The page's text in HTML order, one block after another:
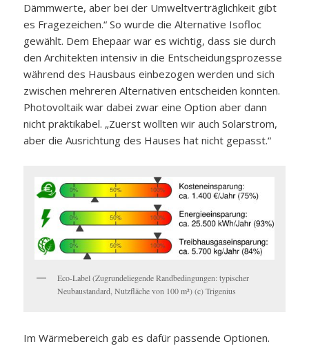
Dämmwerte, aber bei der Umweltverträglichkeit gibt
es Fragezeichen.“ So wurde die Alternative Isofloc
gewählt. Dem Ehepaar war es wichtig, dass sie durch
den Architekten intensiv in die Entscheidungsprozesse
während des Hausbaus einbezogen werden und sich
zwischen mehreren Alternativen entscheiden konnten.
Photovoltaik war dabei zwar eine Option aber dann
nicht praktikabel. „Zuerst wollten wir auch Solarstrom,
aber die Ausrichtung des Hauses hat nicht gepasst.“
Eco-Label (Zugrundeliegende Randbedingungen: typischer
Neubaustandard, Nutzfläche von 100 m²) (c) Trigenius
Im Wärmebereich gab es dafür passende Optionen.